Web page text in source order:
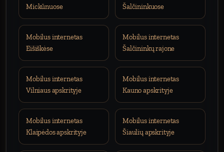
Mickūnuose
Šalčininkuose
Mobilus internetas
Eišiškėse
Mobilus internetas
Šalčininkų rajone
Mobilus internetas
Vilniaus apskrityje
Mobilus internetas
Kauno apskrityje
Mobilus internetas
Klaipėdos apskrityje
Mobilus internetas
Šiaulių apskrityje